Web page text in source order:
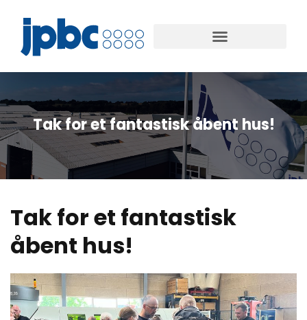
Tak for et fantastisk åbent hus!
Tak for et fantastisk
åbent hus!